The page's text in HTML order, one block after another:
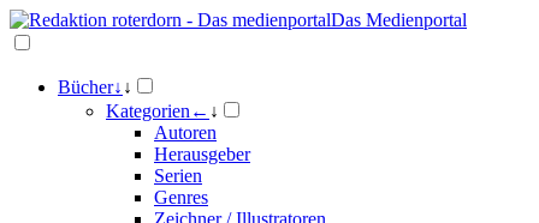
Das Medienportal
Bücher↓ ↓
Kategorien ← ↓
Autoren
Herausgeber
Serien
Genres
Zeichner / Illustratoren